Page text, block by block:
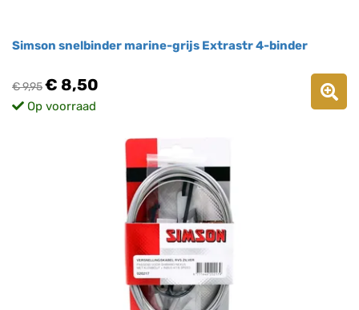
Simson snelbinder marine-grijs Extrastr 4-binder
€ 9,95€ 8,50
Op voorraad